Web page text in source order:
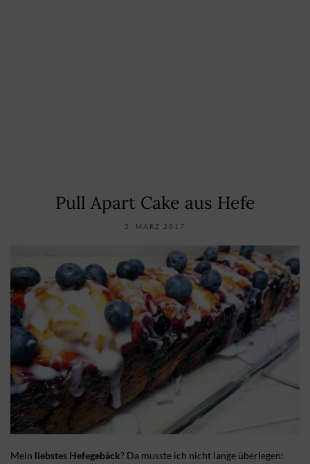
Pull Apart Cake aus Hefe
5. MÄRZ 2017
Mein liebstes Hefegebäck? Da musste ich nicht lange überlegen: